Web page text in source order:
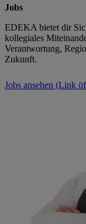
Jobs
EDEKA bietet dir
kollegiales
Verantwortung,
Zukunft.
Jobs ansehen (Link